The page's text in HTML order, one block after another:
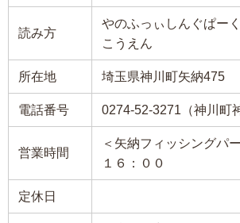
読み方
やのふっぃしんぐぱー
こうえん
所在地 埼玉県神川町矢納475
電話番号 0274-52-3271（神川町
営業時間
＜矢納フィッシングパ
１６：００
定休日